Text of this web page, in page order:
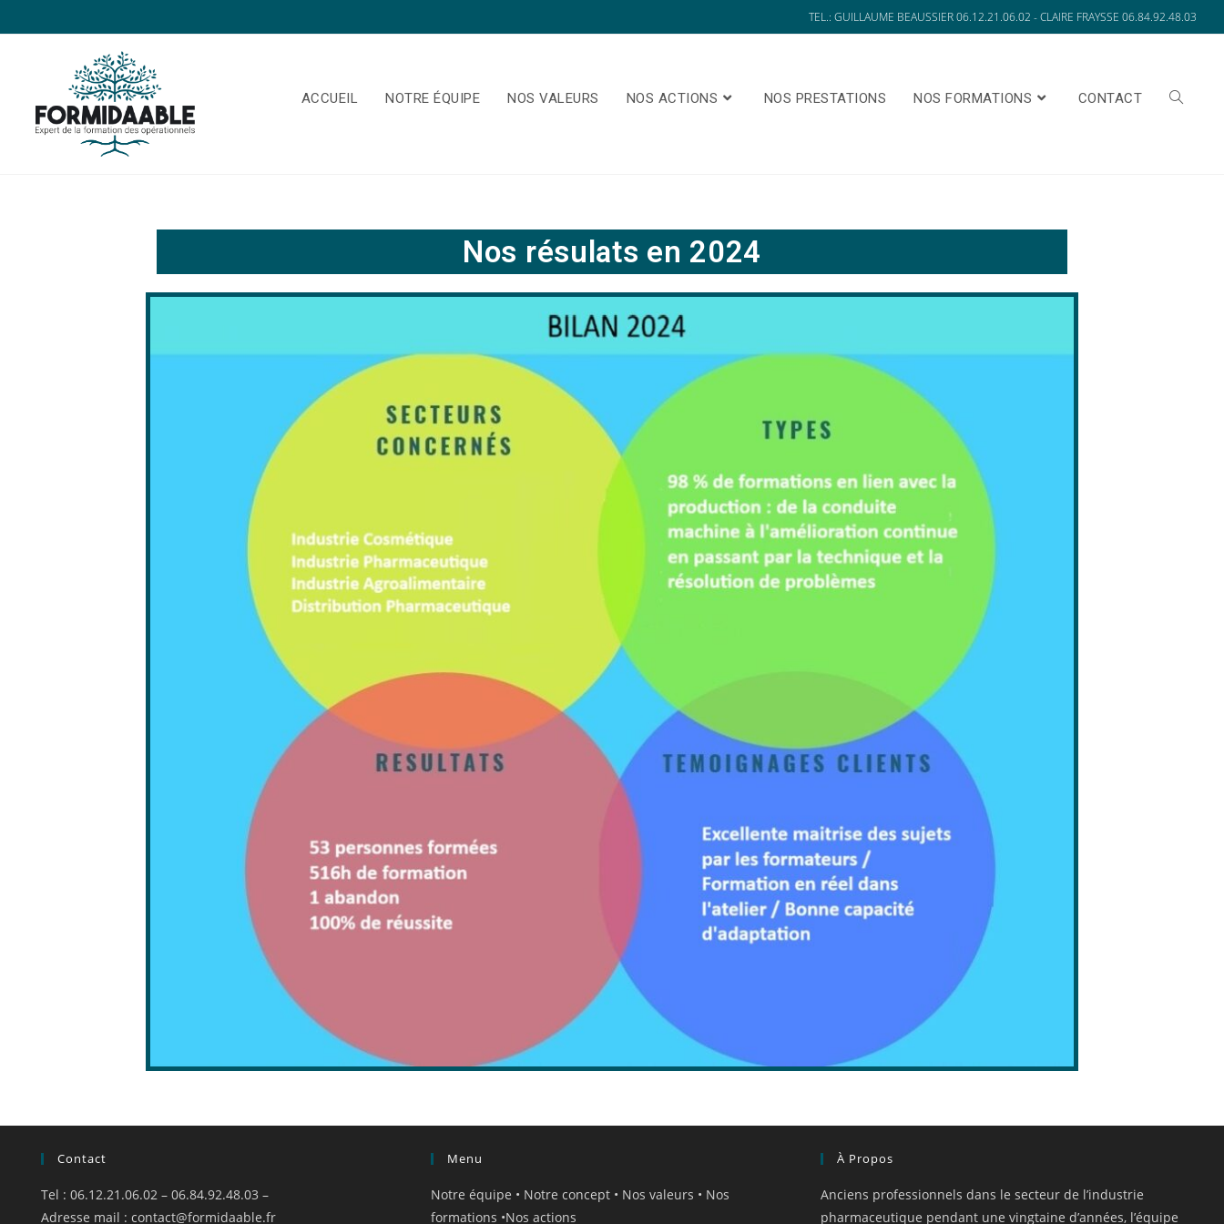
TEL.: GUILLAUME BEAUSSIER 06.12.21.06.02 - CLAIRE FRAYSSE 06.84.92.48.03
ACCUEIL NOTRE ÉQUIPE NOS VALEURS NOS ACTIONS NOS PRESTATIONS NOS FORMATIONS CONTACT
Nos résulats en 2024
Contact
Tel : 06.12.21.06.02 – 06.84.92.48.03 –
Adresse mail : contact@formidaable.fr
Menu
Notre équipe • Notre concept • Nos valeurs • Nos
formations •Nos actions
À Propos
Anciens professionnels dans le secteur de l’industrie
pharmaceutique pendant une vingtaine d’années, l’équipe